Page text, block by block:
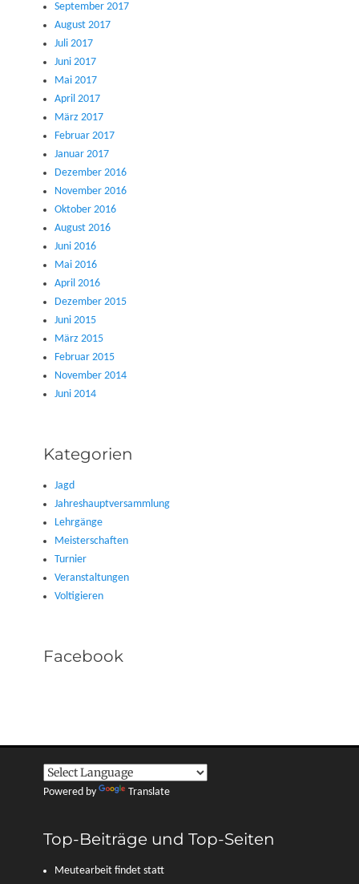
September 2017
August 2017
Juli 2017
Juni 2017
Mai 2017
April 2017
März 2017
Februar 2017
Januar 2017
Dezember 2016
November 2016
Oktober 2016
August 2016
Juni 2016
Mai 2016
April 2016
Dezember 2015
Juni 2015
März 2015
Februar 2015
November 2014
Juni 2014
Kategorien
Jagd
Jahreshauptversammlung
Lehrgänge
Meisterschaften
Turnier
Veranstaltungen
Voltigieren
Facebook
Powered by Translate
Top-Beiträge und Top-Seiten
Meutearbeit findet statt